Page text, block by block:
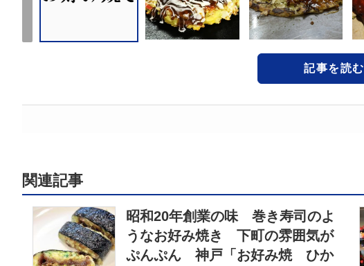
記事を読む
関連記事
昭和20年創業の味 巻き寿司のよ
うなお好み焼き 下町の雰囲気が
ぷんぷん 神戸「お好み焼 ひか